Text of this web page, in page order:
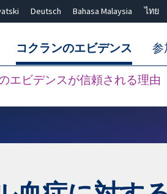
Deutsch Bahasa Malaysia ไทย
コクランのエビデンス
エビデンスが信頼される理由
参